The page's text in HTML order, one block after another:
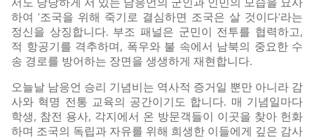
서도 당당하게 서 있는 남응언의 군인과 인민의 모습을 묘사
하여 '조국을 위해 죽기로 결심하면 조국은 살 것이다'라는
정신을 상징합니다. 부조 패널은 군민이 전투를 협력하고,
적 항공기를 격추하며, 폭우와 불 속에서 남북의 중요한 수
송 경로를 방어하는 장면을 생생하게 재현합니다.
오늘날 남응언 승리 기념비는 역사적 증거일 뿐만 아니라 감
사와 혁명 전통 교육의 공간이기도 합니다. 매 기념일마다
학생, 참전 용사, 각지에서 온 방문객들이 이곳을 찾아 헌화
하며 조국의 독립과 자유를 위해 희생한 이들에게 깊은 감사